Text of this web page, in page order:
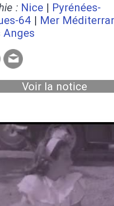
: Nice | Pyrénées-
64 | Mer
Anges
Voir la notice